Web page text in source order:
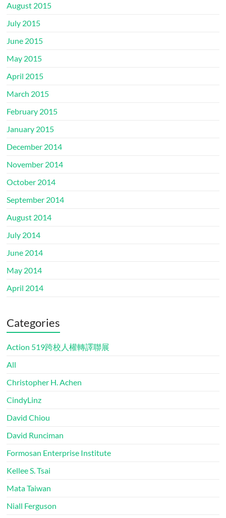
August 2015
July 2015
June 2015
May 2015
April 2015
March 2015
February 2015
January 2015
December 2014
November 2014
October 2014
September 2014
August 2014
July 2014
June 2014
May 2014
April 2014
Categories
Action 519跨校人權轉譯聯展
All
Christopher H. Achen
CindyLinz
David Chiou
David Runciman
Formosan Enterprise Institute
Kellee S. Tsai
Mata Taiwan
Niall Ferguson